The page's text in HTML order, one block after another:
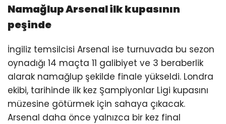
Namağlup Arsenal ilk kupasının
peşinde
İngiliz temsilcisi Arsenal ise turnuvada bu sezon
oynadığı 14 maçta 11 galibiyet ve 3 beraberlik
alarak namağlup şekilde finale yükseldi. Londra
ekibi, tarihinde ilk kez Şampiyonlar Ligi kupasını
müzesine götürmek için sahaya çıkacak.
Arsenal daha önce yalnızca bir kez final